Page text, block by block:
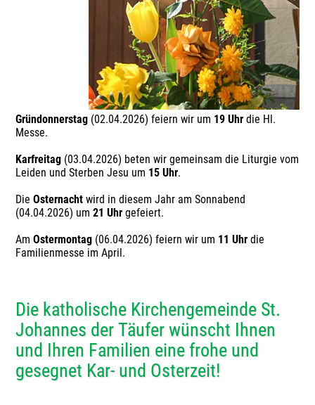
Gründonnerstag (02.04.2026) feiern wir um 19 Uhr die Hl.
Messe.
Karfreitag (03.04.2026) beten wir gemeinsam die Liturgie vom
Leiden und Sterben Jesu um 15 Uhr.
DieOsternachtwird in diesem Jahr am Sonnabend
(04.04.2026) um21 Uhr gefeiert.
AmOstermontag (06.04.2026) feiern wir um 11 Uhr die
Familienmesse im April.
Die katholische Kirchengemeinde St.
Johannes der Täufer wünscht Ihnen
und Ihren Familien eine frohe und
gesegnet Kar- und Osterzeit!